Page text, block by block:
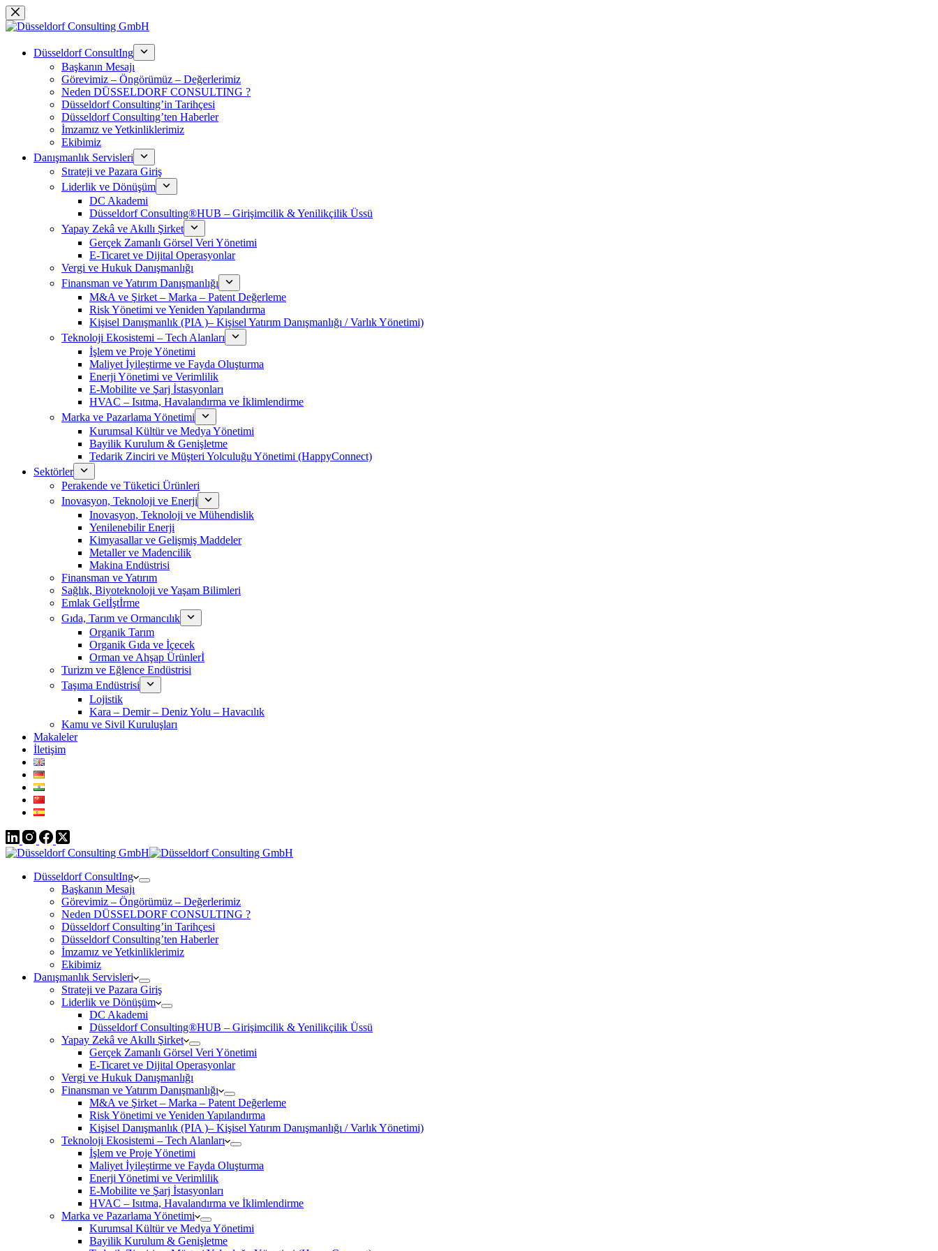
Skip
to
Düsseldorf ConsultIng
Başkanın Mesajı
Görevimiz – Öngörümüz – Değerlerimiz
Neden DÜSSELDORF CONSULTING ?
Düsseldorf Consulting’in Tarihçesi
Düsseldorf Consulting’ten Haberler
İmzamız ve Yetkinliklerimiz
Ekibimiz
Danışmanlık Servisleri
Strateji ve Pazara Giriş
Liderlik ve Dönüşüm
DC Akademi
Düsseldorf Consulting®HUB – Girişimcilik & Yenilikçilik Üssü
Yapay Zekâ ve Akıllı Şirket
Gerçek Zamanlı Görsel Veri Yönetimi
E-Ticaret ve Dijital Operasyonlar
Vergi ve Hukuk Danışmanlığı
Finansman ve Yatırım Danışmanlığı
M&A ve Şirket – Marka – Patent Değerleme
Risk Yönetimi ve Yeniden Yapılandırma
Kişisel Danışmanlık (PIA )– Kişisel Yatırım Danışmanlığı / Varlık Yönetimi)
Teknoloji Ekosistemi – Tech Alanları
İşlem ve Proje Yönetimi
Maliyet İyileştirme ve Fayda Oluşturma
Enerji Yönetimi ve Verimlilik
E-Mobilite ve Şarj İstasyonları
HVAC – Isıtma, Havalandırma ve İklimlendirme
Marka ve Pazarlama Yönetimi
Kurumsal Kültür ve Medya Yönetimi
Bayilik Kurulum & Genişletme
Tedarik Zinciri ve Müşteri Yolculuğu Yönetimi (HappyConnect)
Sektörler
Perakende ve Tüketici Ürünleri
Inovasyon, Teknoloji ve Enerji
Inovasyon, Teknoloji ve Mühendislik
Yenilenebilir Enerji
Kimyasallar ve Gelişmiş Maddeler
Metaller ve Madencilik
Makina Endüstrisi
Finansman ve Yatırım
Sağlık, Biyoteknoloji ve Yaşam Bilimleri
Emlak Gelİştİrme
Gıda, Tarım ve Ormancılık
Organik Tarım
Organik Gıda ve İçecek
Orman ve Ahşap Ürünlerİ
Turizm ve Eğlence Endüstrisi
Taşıma Endüstrisi
Lojistik
Kara – Demir – Deniz Yolu – Havacılık
Kamu ve Sivil Kuruluşları
Makaleler
İletişim
Düsseldorf ConsultIng
Başkanın Mesajı
Görevimiz – Öngörümüz – Değerlerimiz
Neden DÜSSELDORF CONSULTING ?
Düsseldorf Consulting’in Tarihçesi
Düsseldorf Consulting’ten Haberler
İmzamız ve Yetkinliklerimiz
Ekibimiz
Danışmanlık Servisleri
Strateji ve Pazara Giriş
Liderlik ve Dönüşüm
DC Akademi
Düsseldorf Consulting®HUB – Girişimcilik & Yenilikçilik Üssü
Yapay Zekâ ve Akıllı Şirket
Gerçek Zamanlı Görsel Veri Yönetimi
E-Ticaret ve Dijital Operasyonlar
Vergi ve Hukuk Danışmanlığı
Finansman ve Yatırım Danışmanlığı
M&A ve Şirket – Marka – Patent Değerleme
Risk Yönetimi ve Yeniden Yapılandırma
Kişisel Danışmanlık (PIA )– Kişisel Yatırım Danışmanlığı / Varlık Yönetimi)
Teknoloji Ekosistemi – Tech Alanları
İşlem ve Proje Yönetimi
Maliyet İyileştirme ve Fayda Oluşturma
Enerji Yönetimi ve Verimlilik
E-Mobilite ve Şarj İstasyonları
HVAC – Isıtma, Havalandırma ve İklimlendirme
Marka ve Pazarlama Yönetimi
Kurumsal Kültür ve Medya Yönetimi
Bayilik Kurulum & Genişletme